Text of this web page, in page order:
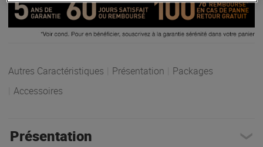
Autres Caractéristiques Présentation
Packages
Accessoires
Présentation